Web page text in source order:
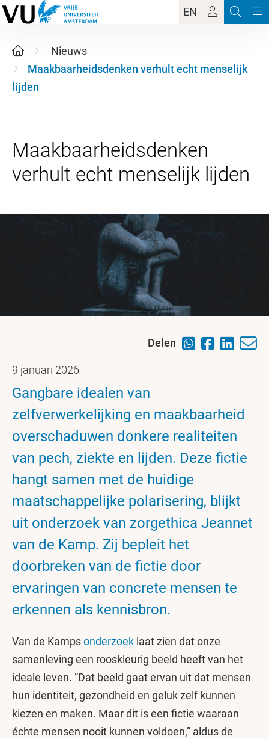
EN
Nieuws
Maakbaarheidsdenken verhult echt menselijk
lijden
Maakbaarheidsdenken
Delen
9 januari 2026
Gangbare idealen van
zelfverwerkelijking en maakbaarheid
overschaduwen donkere realiteiten
van pech, ziekte en lijden. Deze fictie
hangt samen met de huidige
maatschappelijke polarisering, blijkt
uit onderzoek van zorgethica Jeannet
van de Kamp. Zij bepleit het
doorbreken van de fictie door
ervaringen van concrete mensen te
erkennen als kennisbron.
Van de Kampsonderzoek laat zien dat onze
samenleving een rooskleurig beeld heeft van het
ideale leven. “Dat beeld gaat ervan uit dat mensen
hun identiteit, gezondheid en geluk zelf kunnen
kiezen en maken. Maar dit is een fictie waaraan
échte mensen nooit kunnen voldoen,” aldus de